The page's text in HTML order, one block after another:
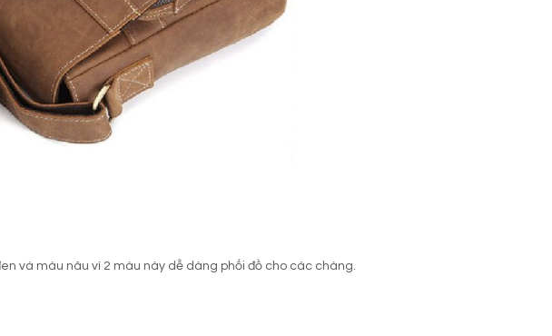
và màu nâu vì 2 màu này dễ dàng phối đồ cho các chàng.